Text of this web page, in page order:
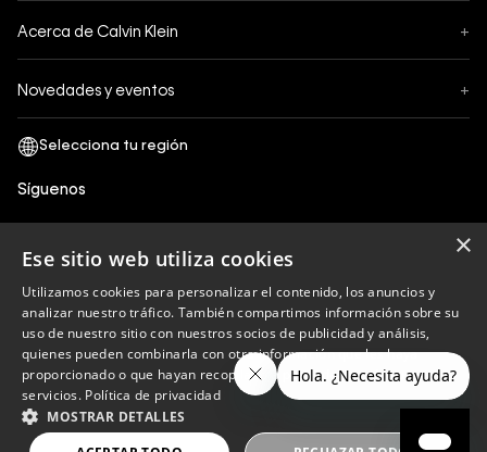
Formas de Pago
¿Cómo comprar?
Acerca de Calvin Klein +
Términos y Condiciones
Política de Privacidad y tratamiento de datos personales
Política de Cookies
Libro de reclamaciones
Políticas de recojo en tienda
Novedades y eventos +
Síguenos
Calvin Klein
Copyright © 2023 Calvin Klein peru ®. Todos los
derechos reservados.
×
Ese sitio web utiliza cookies
Utilizamos cookies para personalizar el contenido, los anuncios y
analizar nuestro tráfico. También compartimos información sobre su
uso de nuestro sitio con nuestros socios de publicidad y análisis,
quienes pueden combinarla con otra información que les haya
proporcionado o que hayan recopilado a partir del uso de sus
servicios. Política de privacidad
MOSTRAR DETALLES